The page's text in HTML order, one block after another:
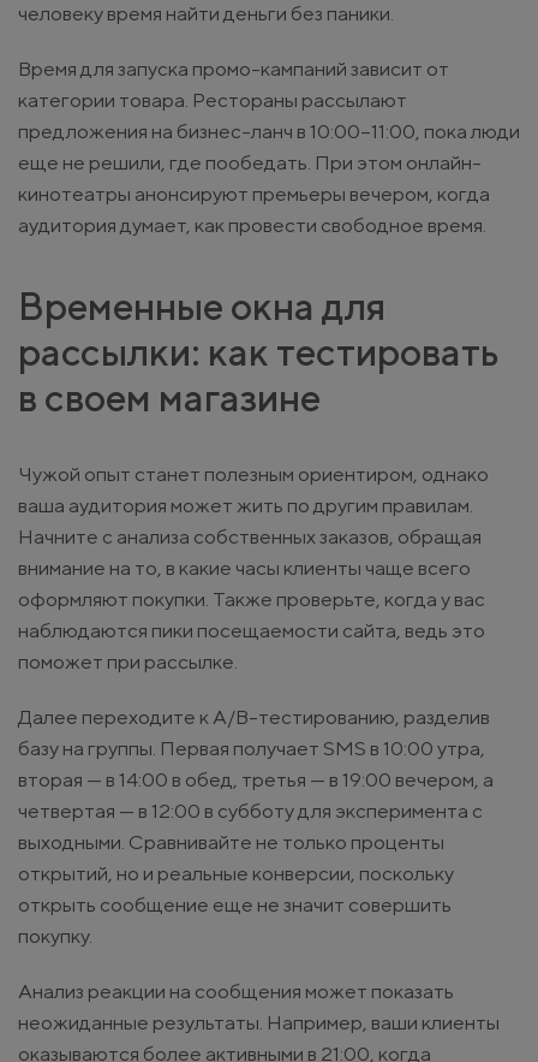
человеку время найти деньги без паники.
Время для запуска промо-кампаний зависит от
категории товара. Рестораны рассылают
предложения на бизнес-ланч в 10:00–11:00, пока люди
еще не решили, где пообедать. При этом онлайн-
кинотеатры анонсируют премьеры вечером, когда
аудитория думает, как провести свободное время.
Временные окна для
рассылки: как тестировать
в своем магазине
Чужой опыт станет полезным ориентиром, однако
ваша аудитория может жить по другим правилам.
Начните с анализа собственных заказов, обращая
внимание на то, в какие часы клиенты чаще всего
оформляют покупки. Также проверьте, когда у вас
наблюдаются пики посещаемости сайта, ведь это
поможет при рассылке.
Далее переходите к A/B-тестированию, разделив
базу на группы. Первая получает SMS в 10:00 утра,
вторая — в 14:00 в обед, третья — в 19:00 вечером, а
четвертая — в 12:00 в субботу для эксперимента с
выходными. Сравнивайте не только проценты
открытий, но и реальные конверсии, поскольку
открыть сообщение еще не значит совершить
покупку.
Анализ реакции на сообщения может показать
неожиданные результаты. Например, ваши клиенты
оказываются более активными в 21:00, когда